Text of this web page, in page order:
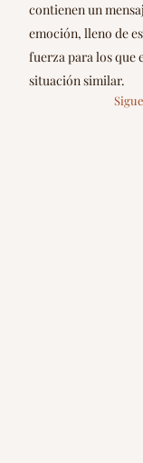
contienen un
emoción, lleno de
fuerza para los que
situación similar.